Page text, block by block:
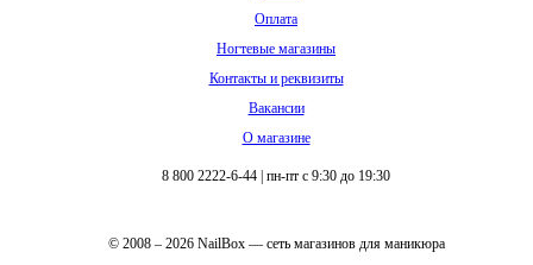
Оплата
Ногтевые магазины
Контакты и реквизиты
Вакансии
О магазине
8 800 2222-6-44 пн-пт с 9:30 до 19:30
© 2008 – 2026 NailBox — сеть магазинов для маникюра